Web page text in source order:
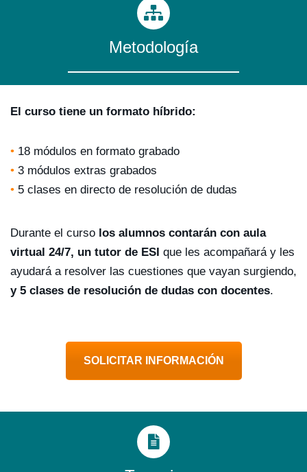
Metodología
El curso tiene un formato híbrido:
• 18 módulos en formato grabado
• 3 módulos extras grabados
• 5 clases en directo de resolución de dudas
Durante el curso los alumnos contarán con aula
virtual 24/7, un tutor de ESI que les acompañará y les
ayudará a resolver las cuestiones que vayan surgiendo,
y 5 clases de resolución de dudas con docentes.
SOLICITAR INFORMACIÓN